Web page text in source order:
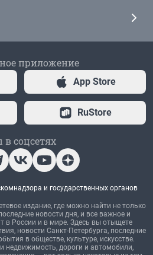
приложение
App Store
RuStore
соцсетях
и государственных органов
издание, где можно найти не только
новости дня, и все важное и
в России и в мире. Здесь вы отыщете
новости Санкт-Петербурга, последние
в обществе, культуре, искусстве.
недвижимость, дороги и автомобили,